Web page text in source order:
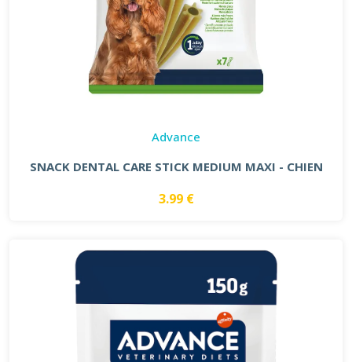
Advance
SNACK DENTAL CARE STICK MEDIUM MAXI - CHIEN
3.99 €